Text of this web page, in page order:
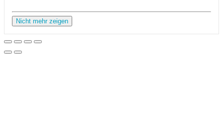
Nicht mehr zeigen